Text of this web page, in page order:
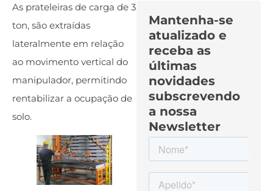
As prateleiras de carga de 3
ton, são extraídas
lateralmente em relação
ao movimento vertical do
manipulador, permitindo
rentabilizar a ocupação de
solo.
Mantenha-se
atualizado e
receba as
últimas
novidades
subscrevendo
a nossa
Newsletter